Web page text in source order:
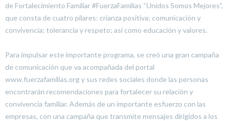
de Fortalecimiento Familiar #FuerzaFamilias “Unidos Somos Mejores”,
que consta de cuatro pilares: crianza positiva; comunicación y
convivencia; tolerancia y respeto; así como educación y valores.
Para impulsar este importante programa, se creó una gran campaña
de comunicación que va acompañada del portal
www.fuerzafamilias.org y sus redes sociales donde las personas
encontrarán recomendaciones para fortalecer su relación y
convivencia familiar. Además de un importante esfuerzo con las
empresas, con una campaña que transmite mensajes dirigidos a los